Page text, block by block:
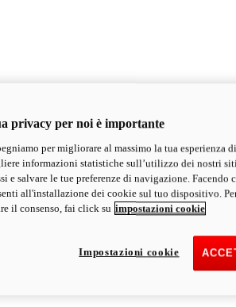
privacy per noi è importante
per migliorare al massimo la tua esperienza
informazioni statistiche sull’utilizzo dei nostri
e salvare le tue preferenze di navigazione.
all'installazione dei cookie sul tuo dispositivo.
il consenso, fai click su impostazioni cookie
Impostazioni cookie